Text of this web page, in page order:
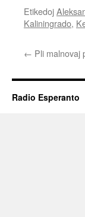
Etikedoj
Kaliningrado,
← Pli malnovaj
Radio Esperanto